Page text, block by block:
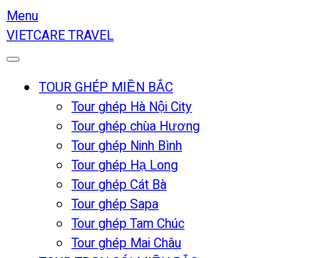
Menu
VIETCARE TRAVEL
TOUR GHÉP MIỀN BẮC
Tour ghép Hà Nội City
Tour ghép chùa Hương
Tour ghép Ninh Bình
Tour ghép Hạ Long
Tour ghép Cát Bà
Tour ghép Sapa
Tour ghép Tam Chúc
Tour ghép Mai Châu